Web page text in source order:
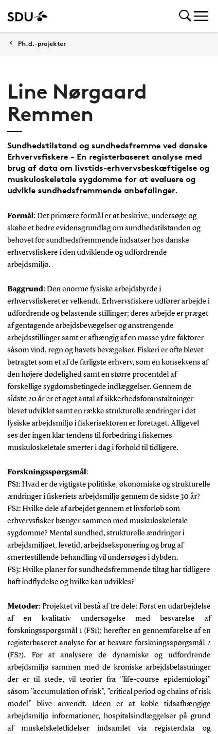
Ph.d.-projekter
Line Nørgaard
Remmen
Sundhedstilstand og sundhedsfremme ved danske
Erhvervsfiskere - En registerbaseret analyse med
brug af data om livstids-erhvervsbeskæftigelse og
muskuloskeletale sygdomme for at evaluere og
udvikle sundhedsfremmende anbefalinger.
Formål: Det primære formål er at beskrive, undersøge og
skabe et bedre evidensgrundlag om sundhedstilstanden og
behovet for sundhedsfremmende indsatser hos danske
erhvervsfiskere i den udviklende og udfordrende
arbejdsmiljø.
Baggrund: Den enorme fysiske arbejdsbyrde i
erhvervsfiskeret er velkendt. Erhvervsfiskere udfører arbejde i
udfordrende og belastende stillinger; deres arbejde er præget
af gentagende arbejdsbevægelser og anstrengende
arbejdsstillinger samt er afhængig af en masse ydre faktorer
såsom vind, regn og havets bevægelser. Fiskeri er ofte blevet
betragtet som et af de farligste erhverv, som en konsekvens af
den højere dødelighed samt en større procentdel af
forskellige sygdomsbetingede indlæggelser. Gennem de
sidste 20 år er et øget antal af sikkerhedsforanstaltninger
blevet udviklet samt en række strukturelle ændringer i det
fysiske arbejdsmiljø i fiskerisektoren er foretaget. Alligevel
ses der ingen klar tendens til forbedring i fiskernes
muskuloskeletale smerter i dag i forhold til tidligere.
Forskningsspørgsmål:
FS1: Hvad er de vigtigste politiske, økonomiske og strukturelle
ændringer i fiskeriets arbejdsmiljø gennem de sidste 30 år?
FS2: Hvilke dele af arbejdet gennem et livsforløb som
erhvervsfisker hænger sammen med muskuloskeletale
sygdomme? Mental sundhed, strukturelle ændringer i
arbejdsmiljøet, levetid, arbejdseksponering og brug af
smertestillende behandling vil undersøges i dybden.
FS3: Hvilke planer for sundhedsfremmende tiltag har tidligere
haft indflydelse og hvilke kan udvikles?
Metoder: Projektet vil bestå af tre dele: Først en udarbejdelse
af en kvalitativ undersøgelse med besvarelse af
forskningsspørgsmål 1 (FS1); herefter en gennemførelse af en
registerbaseret analyse for at besvare forskningsspørgsmål 2
(FS2). For at analysere de dynamiske og udfordrende
arbejdsmiljø sammen med de kroniske arbejdsbelastninger
der er til stede, vil teorier fra ”life-course epidemiologi”
såsom ”accumulation of risk”, ”critical period og chains of risk
model” blive anvendt. Ideen er at koble tidsafhængige
arbejdsmiljø informationer, hospitalsindlæggelser på grund
af muskelskeletlidelser indsamlet via registerdata og